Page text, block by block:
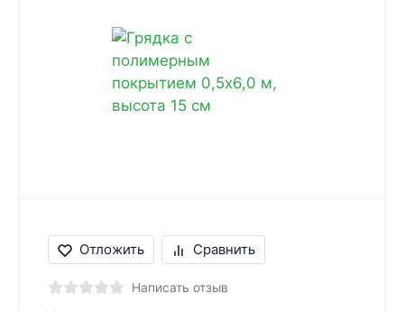
Отложить Сравнить
Написать отзыв